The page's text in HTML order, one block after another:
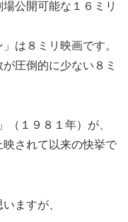
公開可能な１６ミリ
は８ミリ映画です。
圧倒的に少ない８ミ
（１９８１年）が、
映されて以来の快挙で
ますが、